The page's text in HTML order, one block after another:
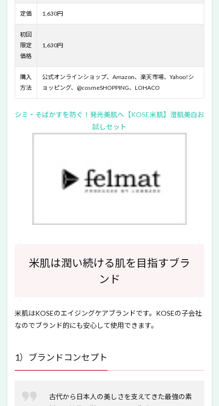
い美
白体
感セ
ッ
ト」
の全
成分
と注
目成
分
9
米肌
「14
トラ
のが
値の
購入
「14
トラ
白体
ッ
を実
際に
定価 1,630円
初回
限定
価格
1,630円
購入
方法
公式オンラインショップ、Amazon、楽天市場、Yahoo!シ
ョッピング、@cosmeSHOPPING、LOHACO
シミ・そばかすを防ぐ！発光美肌へ【KOSE米肌】澄肌美白お
試しセット
米肌は潤い続ける肌を目指すブラ
ンド
米肌はKOSEのエイジングケアブランドです。KOSEの子会社
なのでブランド的にも安心して使用できます。
1）ブランドコンセプト
古代から日本人の美しさを支えてきた最強の素